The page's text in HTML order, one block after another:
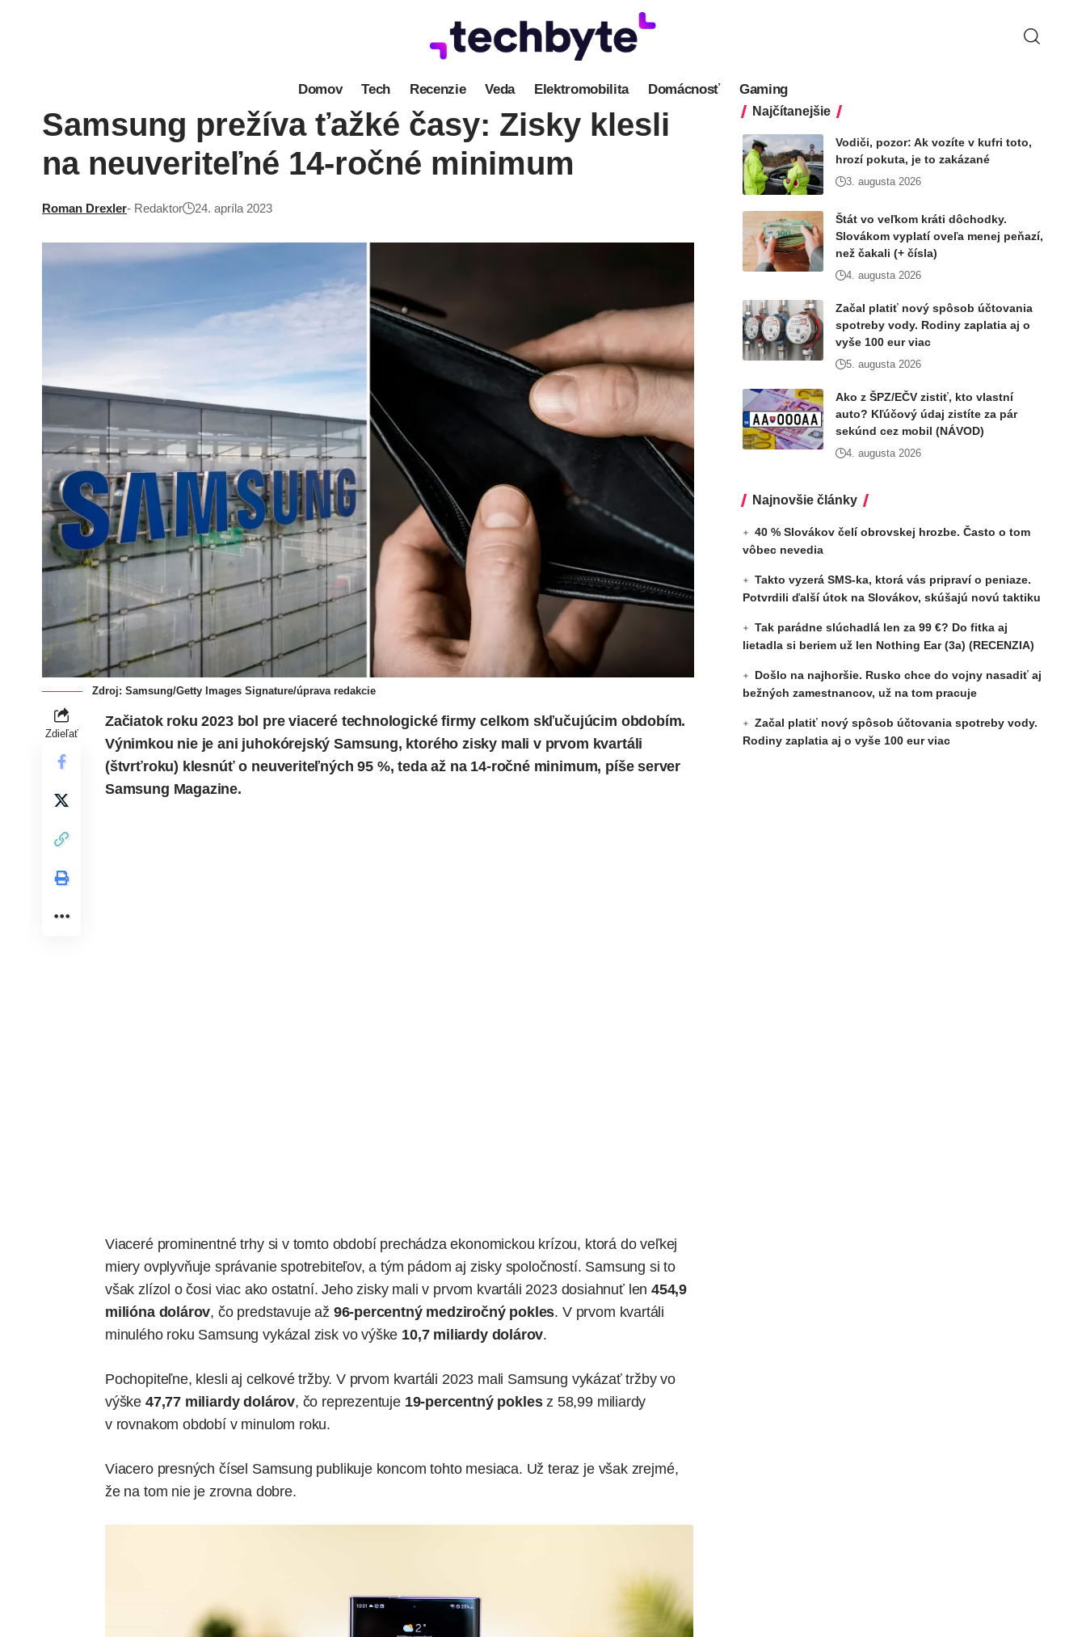
Domov Tech Recenzie Veda Elektromobilita Domácnosť Gaming
Samsung prežíva ťažké časy: Zisky klesli
na neuveriteľné 14-ročné minimum
Roman Drexler- Redaktor 24. apríla 2023
Zdroj: Samsung/Getty Images Signature/úprava redakcie
Zdieľať
Začiatok roku 2023 bol pre viaceré technologické firmy celkom skľučujúcim obdobím.
Výnimkou nie je ani juhokórejský Samsung, ktorého zisky mali v prvom kvartáli
(štvrťroku) klesnúť o neuveriteľných 95 %, teda až na 14-ročné minimum, píšeserver
Samsung Magazine.
Viaceré prominentné trhy si v tomto období prechádza ekonomickou krízou, ktorá do veľkej
miery ovplyvňuje správanie spotrebiteľov, a tým pádom aj zisky spoločností. Samsung si to
však zlízol o čosi viac ako ostatní. Jeho zisky mali v prvom kvartáli 2023 dosiahnuť len 454,9
milióna dolárov, čo predstavuje až 96-percentný medziročný pokles. V prvom kvartáli
minulého roku Samsung vykázal zisk vo výške 10,7 miliardy dolárov.
Pochopiteľne, klesli aj celkové tržby. V prvom kvartáli 2023 mali Samsung vykázať tržby vo
výške 47,77 miliardy dolárov, čo reprezentuje19-percentný poklesz 58,99 miliardy
v rovnakom období v minulom roku.
Viacero presných čísel Samsung publikuje koncom tohto mesiaca. Už teraz je však zrejmé,
že na tom nie je zrovna dobre.
Najčítanejšie
Vodiči, pozor: Ak vozíte v kufri toto,
hrozí pokuta, je to zakázané
3. augusta 2026
Štát vo veľkom kráti dôchodky.
Slovákom vyplatí oveľa menej peňazí,
než čakali (+ čísla)
4. augusta 2026
Začal platiť nový spôsob účtovania
spotreby vody. Rodiny zaplatia aj o
vyše 100 eur viac
5. augusta 2026
Ako z ŠPZ/EČV zistiť, kto vlastní
auto? Kľúčový údaj zistíte za pár
sekúnd cez mobil (NÁVOD)
4. augusta 2026
Najnovšie články
40 % Slovákov čelí obrovskej hrozbe. Často o tom
vôbec nevedia
Takto vyzerá SMS-ka, ktorá vás pripraví o peniaze.
Potvrdili ďalší útok na Slovákov, skúšajú novú taktiku
Tak parádne slúchadlá len za 99 €? Do fitka aj
lietadla si beriem už len Nothing Ear (3a) (RECENZIA)
Došlo na najhoršie. Rusko chce do vojny nasadiť aj
bežných zamestnancov, už na tom pracuje
Začal platiť nový spôsob účtovania spotreby vody.
Rodiny zaplatia aj o vyše 100 eur viac